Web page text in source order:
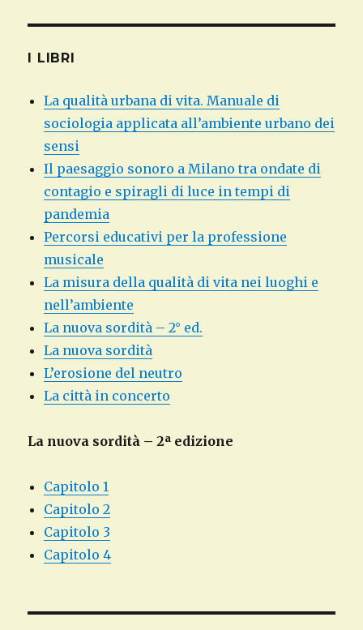
I LIBRI
La qualità urbana di vita. Manuale di
sociologia applicata all’ambiente urbano dei
sensi
Il paesaggio sonoro a Milano tra ondate di
contagio e spiragli di luce in tempi di
pandemia
Percorsi educativi per la professione
musicale
La misura della qualità di vita nei luoghi e
nell’ambiente
La nuova sordità – 2° ed.
La nuova sordità
L’erosione del neutro
La città in concerto
La nuova sordità – 2ª edizione
Capitolo 1
Capitolo 2
Capitolo 3
Capitolo 4